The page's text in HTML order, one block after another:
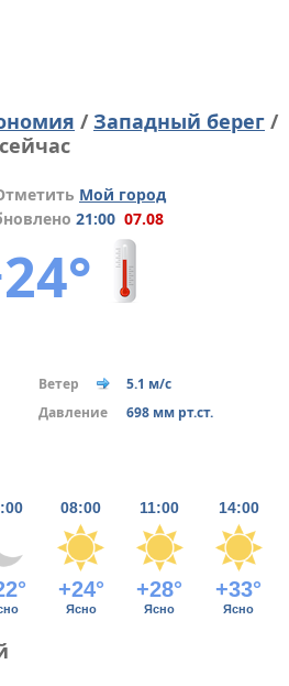
/ Западный берег /
Мой город
21:00 07.08
Ветер
5.1 м/с
Давление 698 мм рт.ст.
08:00 11:00 14:00
+24° +28° +33°
Ясно Ясно Ясно